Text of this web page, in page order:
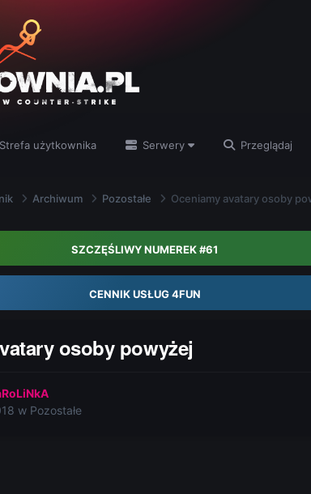
Strefa użytkownika Serwery Przeglądaj
Archiwum Pozostałe Oceniamy avatary osoby
SZCZĘŚLIWY NUMEREK #61
CENNIK USŁUG 4FUN
osoby powyżej
w Pozostałe